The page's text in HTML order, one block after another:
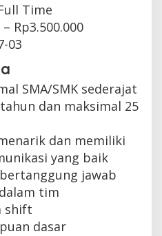
Time
– Rp3.500.000
03
SMA/SMK sederajat
dan maksimal 25
dan memiliki
yang baik
jawab
tim
shift
dasar